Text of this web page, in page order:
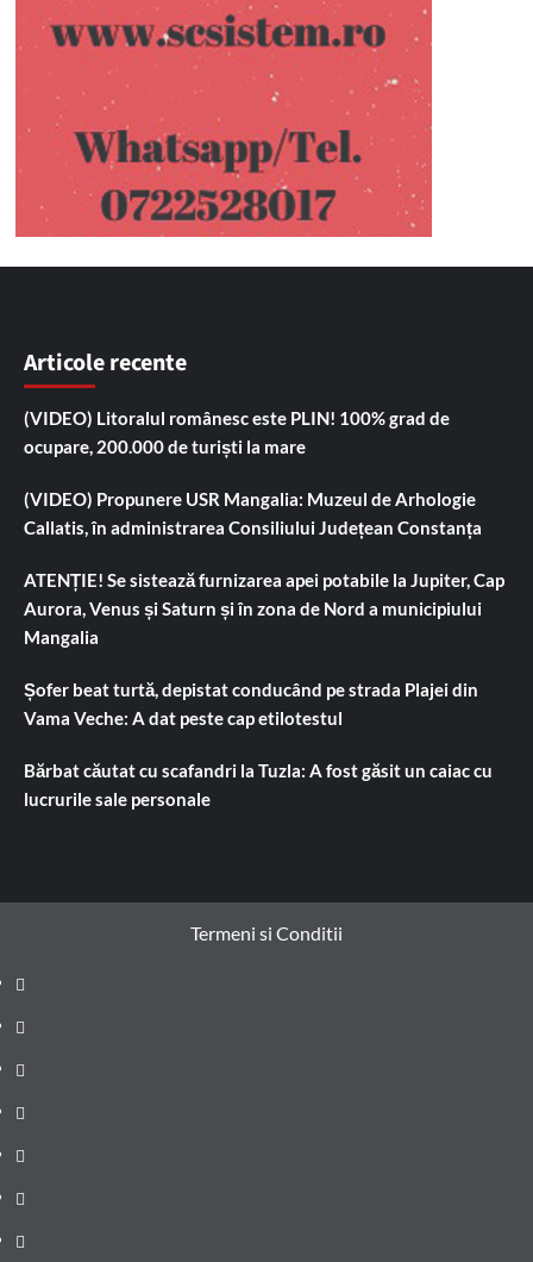
Articole recente
(VIDEO) Litoralul românesc este PLIN! 100% grad de
ocupare, 200.000 de turiști la mare
(VIDEO) Propunere USR Mangalia: Muzeul de Arhologie
Callatis, în administrarea Consiliului Județean Constanța
ATENȚIE! Se sistează furnizarea apei potabile la Jupiter, Cap
Aurora, Venus și Saturn și în zona de Nord a municipiului
Mangalia
Șofer beat turtă, depistat conducând pe strada Plajei din
Vama Veche: A dat peste cap etilotestul
Bărbat căutat cu scafandri la Tuzla: A fost găsit un caiac cu
lucrurile sale personale
Termeni si Conditii
Prima
pagină
Știri
de
ultima
Administrație
locală
Actualitate
Justiție
Cultura
Sănătate